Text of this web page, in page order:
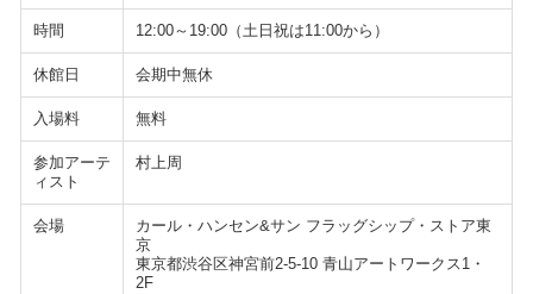
時間 12:00～19:00（土日祝は11:00から）
休館日 会期中無休
入場料 無料
参加アーテ
ィスト
村上周
会場
カール・ハンセン&サン フラッグシップ・ストア東
京
東京都渋谷区神宮前2-5-10 青山アートワークス1・
2F